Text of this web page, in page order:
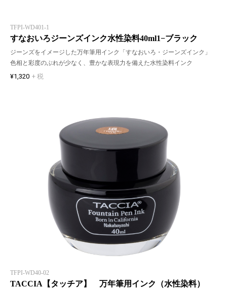
TFPI-WD401-1
すなおいろジーンズインク水性染料40ml1−ブラック
ジーンズをイメージした万年筆用インク「すなおいろ・ジーンズインク」
色相と彩度のぶれが少なく、豊かな表現力を備えた水性染料インク
¥1,320 + 税
TFPI-WD40-02
TACCIA【タッチア】 万年筆用インク（水性染料）